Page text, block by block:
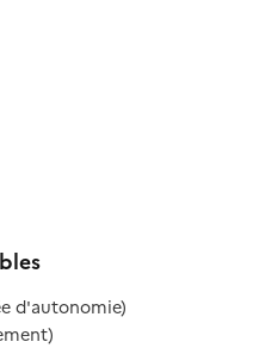
d'autonomie)